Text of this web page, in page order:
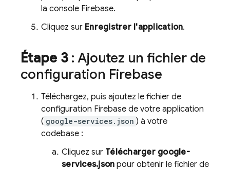
la console Firebase.
Cliquez sur Enregistrer l'application.
Étape 3: Ajoutez un fichier de
configuration Firebase
Téléchargez, puis ajoutez le fichier de
configuration Firebase de votre application
( google-services.json ) à votre
codebase :
Cliquez sur Télécharger google-
services.json pour obtenir le fichier de